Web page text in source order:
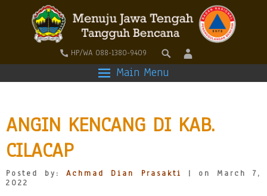
HP/WA 088-1380-9409
Main Menu
ANGIN KENCANG DI KAB.
CILACAP
Posted by:Achmad Dian Prasakti
| on March 7,
2022